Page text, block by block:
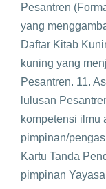
Pesantren
yang
Daftar Kitab
kuning yang
Pesantren. 11.
lulusan
kompetensi ilmu
pimpinan/
Kartu Tanda
pimpinan